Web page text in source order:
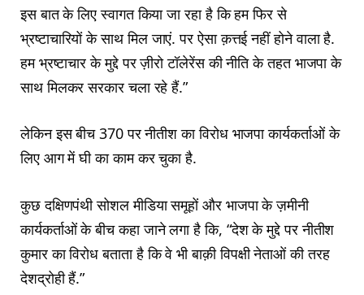
इस बात के लिए स्वागत किया जा रहा है कि हम फिर से
भ्रष्टाचारियों के साथ मिल जाएं. पर ऐसा क़त्तई नहीं होने वाला है.
हम भ्रष्टाचार के मुद्दे पर ज़ीरो टॉलेरेंस की नीति के तहत भाजपा के
साथ मिलकर सरकार चला रहे हैं.”
लेकिन इस बीच 370 पर नीतीश का विरोध भाजपा कार्यकर्ताओं के
लिए आग में घी का काम कर चुका है.
कुछ दक्षिणपंथी सोशल मीडिया समूहों और भाजपा के ज़मीनी
कार्यकर्ताओं के बीच कहा जाने लगा है कि, “देश के मुद्दे पर नीतीश
कुमार का विरोध बताता है कि वे भी बाक़ी विपक्षी नेताओं की तरह
देशद्रोही हैं.”